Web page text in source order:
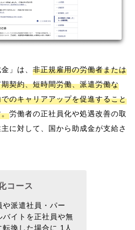
」は、 非正規雇用の労働者または
契約、短時間労働、派遣労働な
のキャリアアップを促進すること
。労働者の正社員化や処遇改善の取
に対して、国から助成金が支給さ
コース
や派遣社員・パー
バイトを正社員や無
転換した場合に 1人